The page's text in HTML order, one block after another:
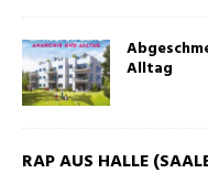
Alltag
RAP AUS HALLE